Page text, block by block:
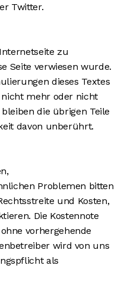
Twitter.
zu
Seite verwiesen wurde.
dieses Textes
nicht mehr oder nicht
die übrigen Teile
davon unberührt.
Problemen bitten
und Kosten,
Die Kostennote
vorhergehende
wird von uns
als